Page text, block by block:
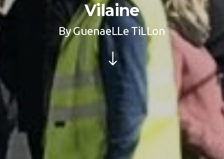
Vilaine
ByGuenaeLLe TiLLon